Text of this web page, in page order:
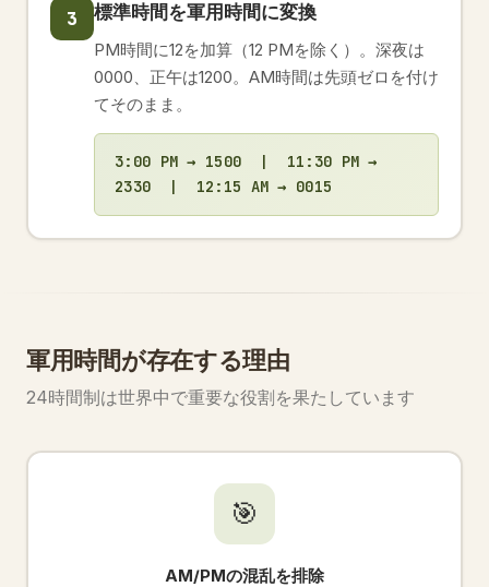
3 標準時間を軍用時間に変換
PM時間に12を加算（12 PMを除く）。深夜は
0000、正午は1200。AM時間は先頭ゼロを付け
てそのまま。
3:00 PM → 1500 | 11:30 PM →
2330 | 12:15 AM → 0015
軍用時間が存在する理由
24時間制は世界中で重要な役割を果たしています
🎯
AM/PMの混乱を排除